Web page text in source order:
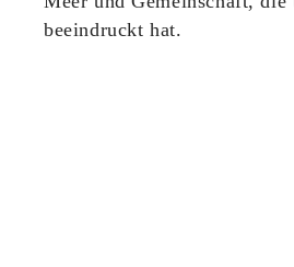
beeindruckt hat.